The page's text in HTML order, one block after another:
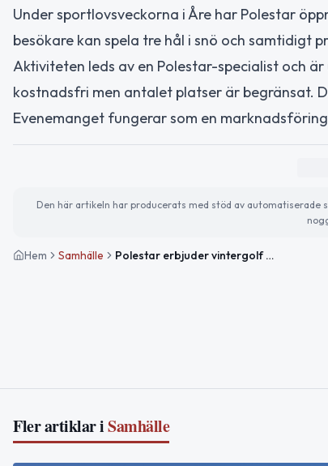
Under sportlovsveckorna i Åre har Polestar
besökare kan spela tre hål i snö och samtidigt
Aktiviteten leds av en Polestar-specialist och
kostnadsfri men antalet platser är begränsat.
Evenemanget fungerar som en
Den här artikeln har producerats med stöd av
Hem Samhälle Polestar erbjuder vintergolf och elbilsprovkörning i Åre under sportlovet
Fler artiklar iSamhälle